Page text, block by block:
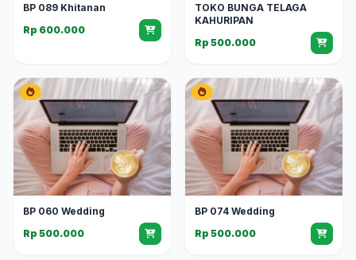
BP 089 Khitanan
Rp 600.000
TOKO BUNGA TELAGA
KAHURIPAN
Rp 500.000
BP 060 Wedding
Rp 500.000
BP 074 Wedding
Rp 500.000